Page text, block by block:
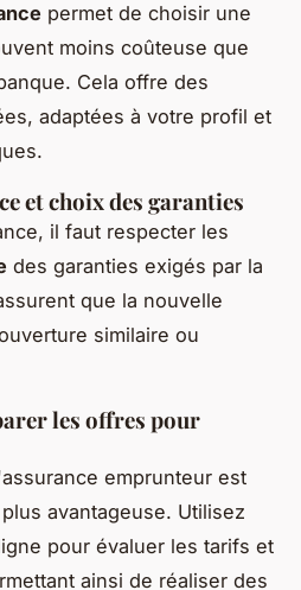
permet de choisir une
moins coûteuse que
Cela offre des
adaptées à votre profil et
et choix des garanties
il faut respecter les
des garanties exigés par la
que la nouvelle
similaire ou
les offres pour
emprunteur est
avantageuse. Utilisez
pour évaluer les tarifs et
ainsi de réaliser des